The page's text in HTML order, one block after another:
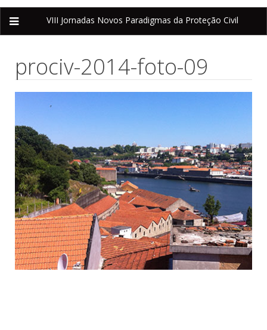
VIII Jornadas Novos Paradigmas da Proteção Civil
prociv-2014-foto-09